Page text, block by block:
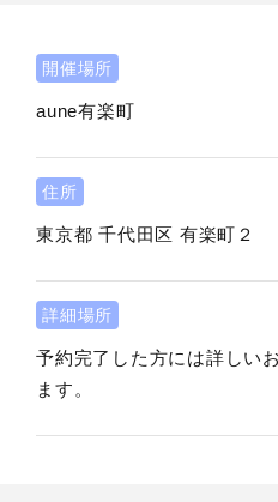
開催場所
aune有楽町
住所
東京都 千代田区 有楽町２
詳細場所
予約完了した方には詳しい
ます。